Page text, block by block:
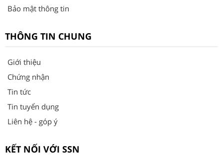
Bảo mật thông tin
THÔNG TIN CHUNG
Giới thiệu
Chứng nhận
Tin tức
Tin tuyển dụng
Liên hệ - góp ý
KẾT NỐI VỚI SSN